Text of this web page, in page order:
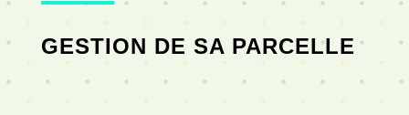
GESTION DE SA PARCELLE